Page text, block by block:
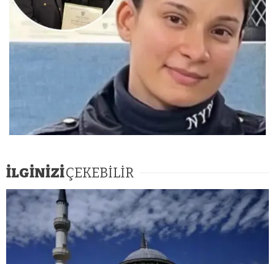
İLGİNİZİÇEKEBİLİR